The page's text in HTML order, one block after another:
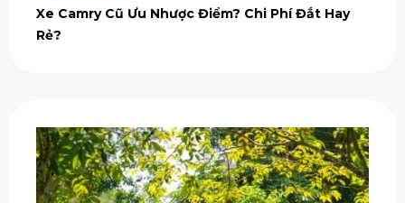
Xe Camry Cũ Ưu Nhược Điểm? Chi Phí Đắt Hay
Rẻ?